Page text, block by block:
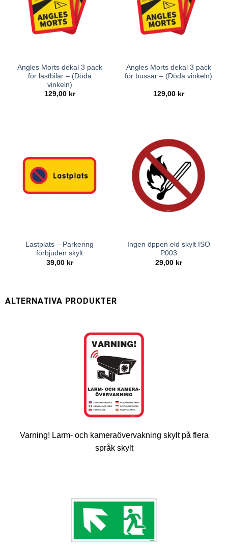
Angles Morts dekal 3 pack
för lastbilar – (Döda
vinkeln)
129,00 kr
Angles Morts dekal 3 pack
för bussar – (Döda vinkeln)
129,00 kr
Lastplats – Parkering
förbjuden skylt
39,00 kr
Ingen öppen eld skylt ISO
P003
29,00 kr
Varning! Larm- och kameraövervakning skylt på flera
språk skylt